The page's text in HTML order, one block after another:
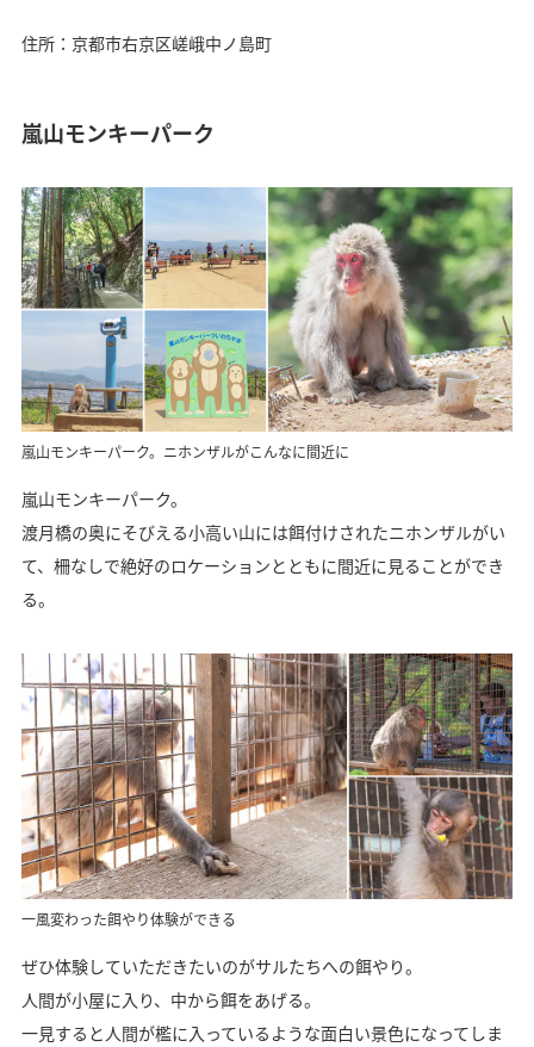
住所：京都市右京区嵯峨中ノ島町
嵐山モンキーパーク
嵐山モンキーパーク。ニホンザルがこんなに間近に
嵐山モンキーパーク。
渡月橋の奥にそびえる小高い山には餌付けされたニホンザルがい
て、柵なしで絶好のロケーションとともに間近に見ることができ
る。
一風変わった餌やり体験ができる
ぜひ体験していただきたいのがサルたちへの餌やり。
人間が小屋に入り、中から餌をあげる。
一見すると人間が檻に入っているような面白い景色になってしま